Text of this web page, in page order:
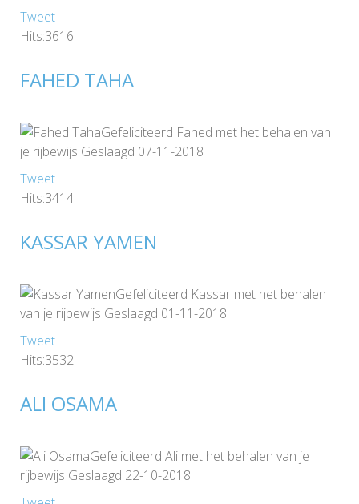
Tweet
Hits:3616
FAHED TAHA
Gefeliciteerd Fahed met het behalen van
je rijbewijs Geslaagd 07-11-2018
Tweet
Hits:3414
KASSAR YAMEN
Gefeliciteerd Kassar met het behalen
van je rijbewijs Geslaagd 01-11-2018
Tweet
Hits:3532
ALI OSAMA
Gefeliciteerd Ali met het behalen van je
rijbewijs Geslaagd 22-10-2018